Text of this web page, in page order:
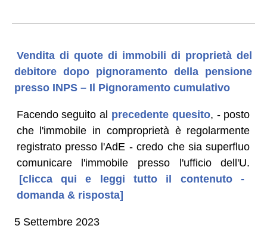
Vendita di quote di immobili di proprietà del
debitore dopo pignoramento della pensione
presso INPS – Il Pignoramento cumulativo
Facendo seguito al precedente quesito, - posto
che l'immobile in comproprietà è regolarmente
registrato presso l'AdE - credo che sia superfluo
comunicare l'immobile presso l'ufficio dell'U.
[clicca qui e leggi tutto il contenuto -
domanda & risposta]
5 Settembre 2023